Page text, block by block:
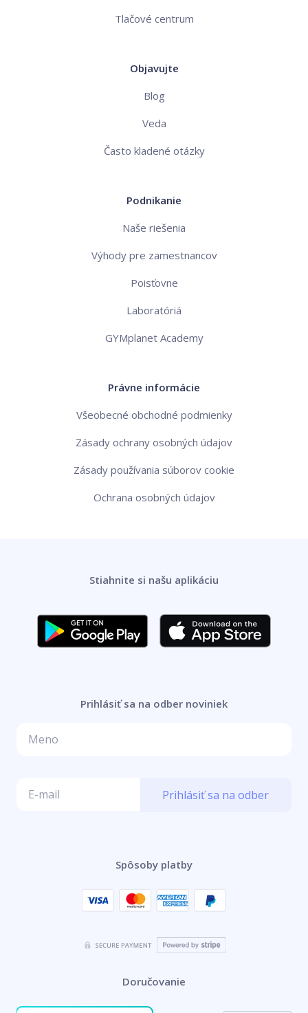
Tlačové centrum
Objavujte
Blog
Veda
Často kladené otázky
Podnikanie
Naše riešenia
Výhody pre zamestnancov
Poisťovne
Laboratóriá
GYMplanet Academy
Právne informácie
Všeobecné obchodné podmienky
Zásady ochrany osobných údajov
Zásady používania súborov cookie
Ochrana osobných údajov
Stiahnite si našu aplikáciu
Prihlásiť sa na odber noviniek
Prihlásiť sa na odber
Spôsoby platby
Doručovanie